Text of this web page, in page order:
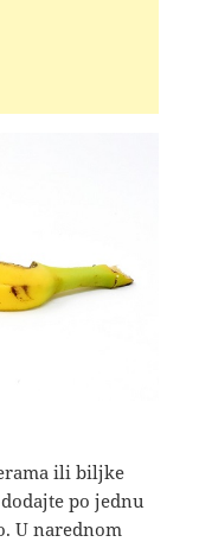
ili biljke
po jednu
U narednom